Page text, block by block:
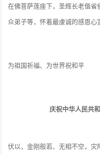
在佛菩萨莲座下，圣辉长老偕
众弟子等，怀着最虔诚的感恩心
为祖国祈福、为世界祝和平
庆祝中华人民共
伏以，金刚般若、无相不空，